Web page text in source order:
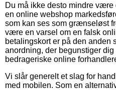
Du må ikke desto mindre
en online webshop
som kan ses som grænseløst
være en varsel om en falsk
betalingskort er på den anden
anordning, der begunstiger dig
bedrageriske online
Vi slår generelt et slag for
med mobilen. Som en